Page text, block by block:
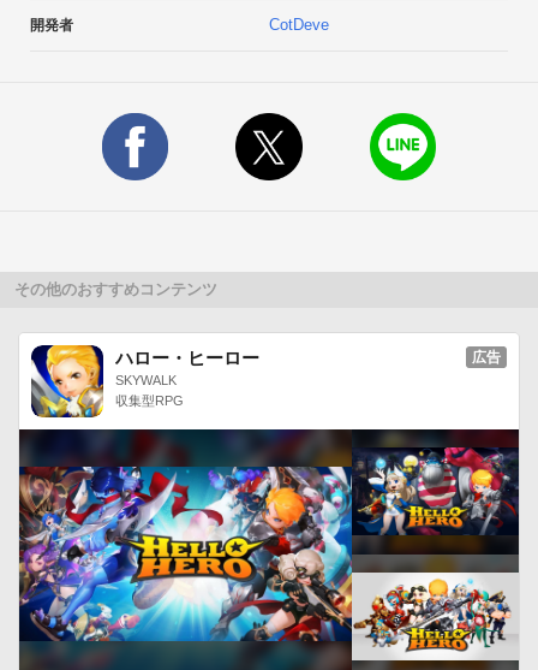
開発者 CotDeve
その他のおすすめコンテンツ
ハロー・ヒーロー
SKYWALK
収集型RPG
広告